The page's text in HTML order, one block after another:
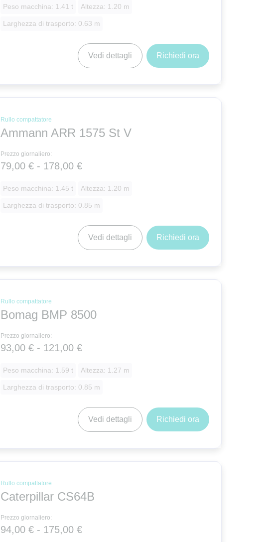
Peso macchina: 1.41 t Altezza: 1.20 m
Larghezza di trasporto: 0.63 m
Vedi dettagli Richiedi ora
Rullo compattatore
Ammann ARR 1575 St V
Prezzo giornaliero:
79,00 € - 178,00 €
Peso macchina: 1.45 t Altezza: 1.20 m
Larghezza di trasporto: 0.85 m
Vedi dettagli Richiedi ora
Rullo compattatore
Bomag BMP 8500
Prezzo giornaliero:
93,00 € - 121,00 €
Peso macchina: 1.59 t Altezza: 1.27 m
Larghezza di trasporto: 0.85 m
Vedi dettagli Richiedi ora
Rullo compattatore
Caterpillar CS64B
Prezzo giornaliero:
94,00 € - 175,00 €